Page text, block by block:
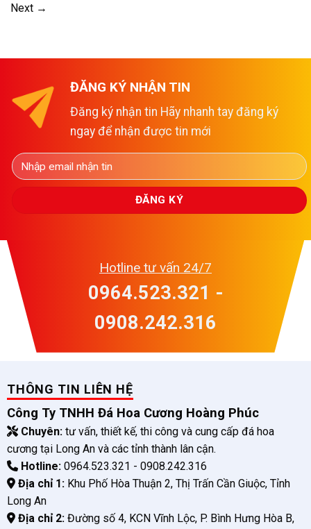
Next →
ĐĂNG KÝ NHẬN TIN
Đăng ký nhận tin Hãy nhanh tay đăng ký
ngay để nhận được tin mới
Hotline tư vấn 24/7
0964.523.321 -
0908.242.316
THÔNG TIN LIÊN HỆ
Công Ty TNHH Đá Hoa Cương Hoàng Phúc
Chuyên:tư vấn, thiết kế, thi công và cung cấp đá hoa
cương tại Long An và các tỉnh thành lân cận.
Hotline:0964.523.321 - 0908.242.316
Địa chỉ 1:Khu Phố Hòa Thuận 2, Thị Trấn Cần Giuộc, Tỉnh
Long An
Địa chỉ 2:Đường số 4, KCN Vĩnh Lộc, P. Bình Hưng Hòa B,